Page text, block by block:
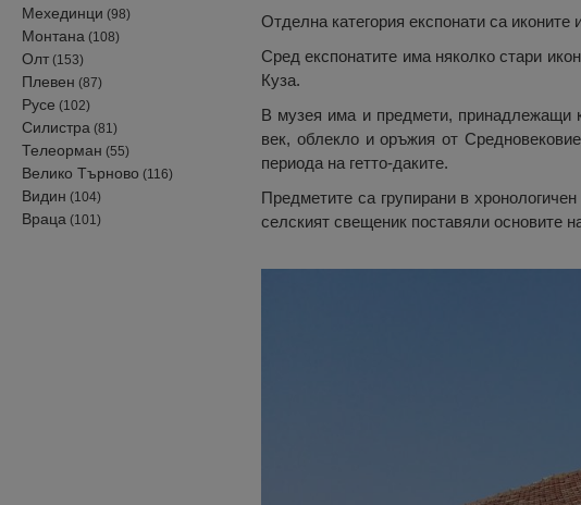
Мехединци (98)
Монтана (108)
Олт (153)
Плевен (87)
Русе (102)
Силистра (81)
Телеорман (55)
Велико Търново (116)
Видин (104)
Враца (101)
Отделна категория експонати са иконите
Сред експонатите има няколко стари
Куза.
В музея има и предмети, принадлежащи
век, облекло и оръжия от
периода на гетто-даките.
Предметите са групирани в
селският свещеник поставяли основите